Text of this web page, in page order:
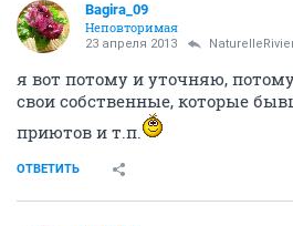
Bagira_09
Неповторимая
23 апреля 2013
я вот потому и уточняю,
свои собственные, которые
приютов и т.п.
ОТВЕТИТЬ